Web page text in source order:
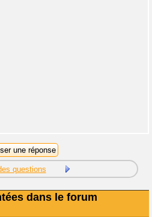
questions
dans le forum